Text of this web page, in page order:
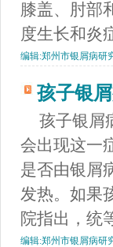
膝盖、肘部
度生长和炎
编辑:郑州市银屑病研
孩子银
孩子银屑
会出现这一
是否由银屑
发热。如果
院指出，统
编辑:郑州市银屑病研